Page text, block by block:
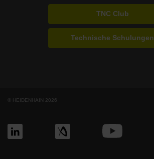
TNC Club
Technische Schulungen
© HEIDENHAIN 2026